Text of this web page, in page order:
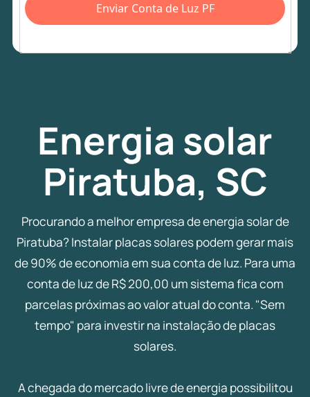
Enviar Conta de Luz PF
Energia solar
Piratuba, SC
Procurando a melhor empresa de energia solar de
Piratuba? Instalar placas solares podem gerar mais
de 90% de economia em sua conta de luz. Para uma
conta de luz de R$ 200,00 um sistema fica com
parcelas próximas ao valor atual do conta. "Sem
tempo" para investir na instalação de placas
solares.
A chegada do mercado livre de energia possibilitou